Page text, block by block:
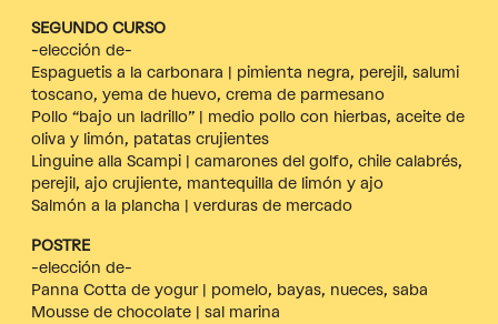
SEGUNDO CURSO
-elección de-
Espaguetis a la carbonara | pimienta negra, perejil, salumi
toscano, yema de huevo, crema de parmesano
Pollo “bajo un ladrillo” | medio pollo con hierbas, aceite de
oliva y limón, patatas crujientes
Linguine alla Scampi | camarones del golfo, chile calabrés,
perejil, ajo crujiente, mantequilla de limón y ajo
Salmón a la plancha | verduras de mercado
POSTRE
-elección de-
Panna Cotta de yogur | pomelo, bayas, nueces, saba
Mousse de chocolate | sal marina